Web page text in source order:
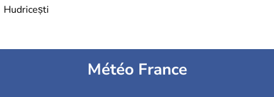
Hudricești
Météo France